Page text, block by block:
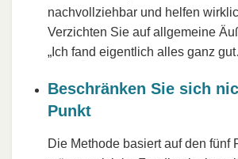
nachvollziehbar und helfen
Verzichten Sie auf allgemeine
„Ich fand eigentlich alles ganz
Beschränken Sie sich
Punkt
Die Methode basiert auf den fünf